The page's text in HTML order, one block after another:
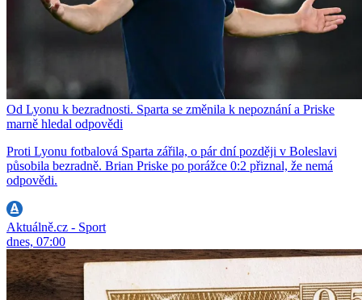
Od Lyonu k bezradnosti. Sparta se změnila k nepoznání a Priske
marně hledal odpovědi
Proti Lyonu fotbalová Sparta zářila, o pár dní později v Boleslavi
působila bezradně. Brian Priske po porážce 0:2 přiznal, že nemá
odpovědi.
Aktuálně.cz - Sport
dnes, 07:00